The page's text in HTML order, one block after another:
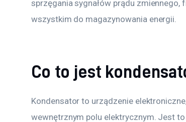
sprzęgania sygnałów prądu zmiennego,
wszystkim do magazynowania energii.
Co to jest
Kondensator to urządzenie
wewnętrznym polu elektrycznym. Jest